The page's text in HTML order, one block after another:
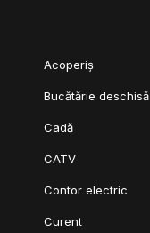
Acoperiș
Bucătărie deschisă
Cadă
CATV
Contor electric
Curent